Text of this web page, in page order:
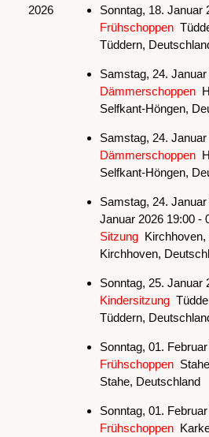
2026
Sonntag, 18. Januar
Frühschoppen
Tüddern,
Samstag, 24.
Dämmerschoppen
Selfkant-Höngen,
Samstag, 24.
Dämmerschoppen
Selfkant-Höngen,
Samstag, 24.
Januar 2026 19:00 -
Sitzung
Kirchhoven,
Sonntag, 25. Januar
Kindersitzung
Tüddern,
Sonntag, 01.
Frühschoppen
Stahe, Deutschland
Sonntag, 01.
Frühschoppen